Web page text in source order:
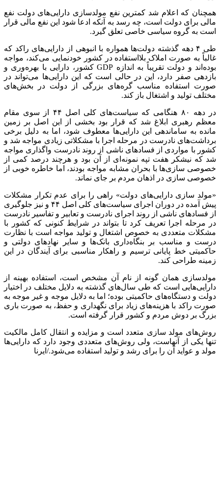
همچنان که اعلام شد کمترین نفع مولدسازی دارایی‌های دولت نفع
مالی برای دولت است، چه رسد به آنکه ادعا شود این نفع مالی قرار
است به گروه سیاسی خاصی تعلق گیرد.
طی ۴ دهه گذشته دولت‌ها همواره با انبوهی از دارایی‌های راکد که
غالباً به صورت املاک بلااستفاده در کشور خودنمایی می‌کند، مواجه
بوده‌اند و دولت تقریباً به اندازه GDP کشور، دارایی با بهره‌وری و
بازدهی صفر دارد، این در حالی است که این دارایی‌ها می‌تواند در
صورت استفاده مناسب گره‌های بزرگی از دولت در بخش‌های
مختلف تولید و اشتغال باز کند.
در دهه ۸۰ هنگامی که سیاست‌های کلی اصل ۴۴ از سوی مقام
معظم رهبری ابلاغ شد که قرار بود بخشی از این اصل بر زمین
مانده به ساماندهی این دارایی‌ها معطوف شود، اما به دلیل برخی
برداشت‌های نادرست در مرحله اجرا با مشکلاتی زیادی مواجه شد و
کشور با مواردی از فسادهای ناشی از روند نادرست واگذاری مواجه
شد که نیشکر هفت تپه نمونه‌ای از آن بود و هرچند درصد کمی از
خصوصی سازی‌ها با بحران مشابه مواجه بودند، اما خاطره خوبی از
خصوصی سازی در اذهان مردم بر جای نماند.
«مولد سازی دارایی‌های دولت» راهی را برای عدم تکرار مشکلات
پیش آمده در دوران اجرای سیاست‌های کلی اصل ۴۴ و نیز جلوگیری
از فسادهای ناشی از روند اجرای نادرست و تعابیر و تفاسیر نادرست
در مرحله اجرا تعریف کرد تا بتواند در شرایط کنونی که کشور با
مشکلات متعددی به خصوص اشتغال و تولید مواجه است با نظارت
درست و مناسب بر بنگاه‌داری بانک‌ها و سایر نهادهای دولتی و
حاکمیتی خط پایانی ترسیم و راهکار مناسبی برای آیندگان در این
زمینه طراحی کند.
مولدسازی همان گونه از نام آن مشخص است، استفاده بهینه از
دارایی‌هایی است که طی سال‌های گذشته به دلایل مختلف در اختیار
دولت و دستگاه‌های حاکمیتی بوده؛ اما به دلایل موجه و غیر موجه به
صورت راکد با هزینه‌های زیاد برای نگهداری و حفظ، به صورت باری
بزرگ بر دوش مردم و کشور قرار گرفته است.
روش‌های مولد سازی متعدد است و مزایده و انتقال کامل مالکیت
تنها یکی از آنهاست، ولی روش‌های متعددی وجود دارد که دارایی‌ها
مولد و عواید آن را برای رشد و تولید استفاده می‌شود./ایرنا